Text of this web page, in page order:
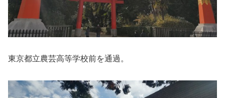
東京都立農芸高等学校前を通過。